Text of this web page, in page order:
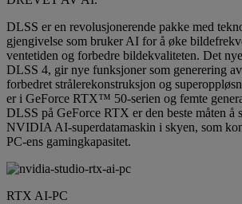
DLSS er en revolusjonerende pakke med
gjengivelse som bruker AI for å øke
ventetiden og forbedre bildekvaliteten. Det
DLSS 4, gir nye funksjoner som generering
forbedret strålerekonstruksjon og
er i GeForce RTX™ 50-serien og femte
DLSS på GeForce RTX er den beste måten å
NVIDIA AI-superdatamaskin i skyen, som
PC-ens gamingkapasitet.
RTX AI-PC